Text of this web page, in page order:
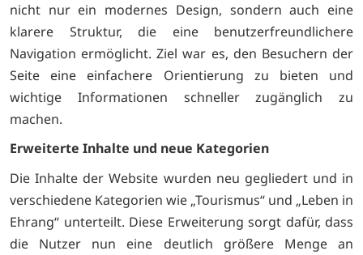
nicht nur ein modernes Design, sondern auch eine
klarere Struktur, die eine benutzerfreundlichere
Navigation ermöglicht. Ziel war es, den Besuchern der
Seite eine einfachere Orientierung zu bieten und
wichtige Informationen schneller zugänglich zu
machen.
Erweiterte Inhalte und neue Kategorien
Die Inhalte der Website wurden neu gegliedert und in
verschiedene Kategorien wie „Tourismus“ und „Leben in
Ehrang“ unterteilt. Diese Erweiterung sorgt dafür, dass
die Nutzer nun eine deutlich größere Menge an